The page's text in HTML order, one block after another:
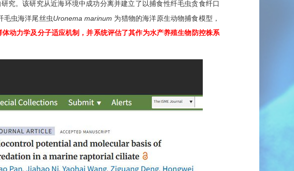
研究。该研究从近海环境中成功分离并建立了以捕食性纤毛虫贪食纤口
毛虫海洋尾丝虫Uronema marinum 为猎物的海洋原生动物捕食模型，
体动力学及分子适应机制，并系统评估了其作为水产养殖生物防控株系